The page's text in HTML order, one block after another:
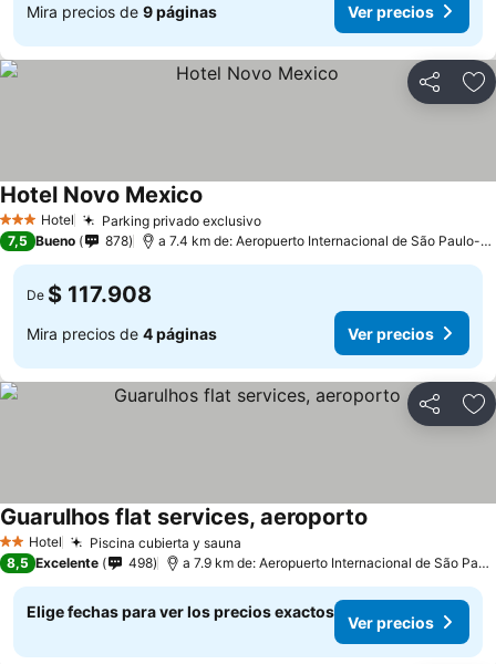
Mira precios de 9 páginas Ver precios
Compartir
3 Estrellas
Hotel Parking privado exclusivo
Hotel Novo Mexico
7,5 Bueno 878 a 7.4 km de: Aeropuerto Internacional de São Paulo-Guarulhos
De $ 117.908
Mira precios de 4 páginas Ver precios
Compartir
2 Estrellas
Hotel Piscina cubierta y sauna
Guarulhos flat services, aeroporto
8,5 Excelente 498 a 7.9 km de: Aeropuerto Internacional de São Paulo-Guarulhos
Elige fechas para ver los precios exactos
Ver precios